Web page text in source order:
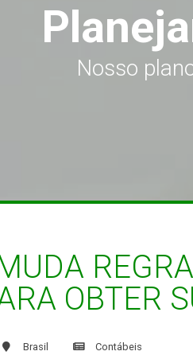
Nosso
OBTER
Brasil Contábeis